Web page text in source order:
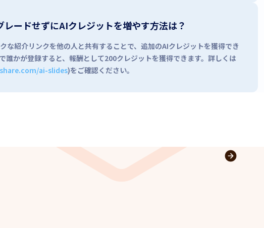
ードせずにAIクレジットを増やす方法は？
な紹介リンクを他の人と共有することで、追加のAIクレジットを獲得でき
誰かが登録すると、報酬として200クレジットを獲得できます。詳しくは
ai-slides)をご確認ください。